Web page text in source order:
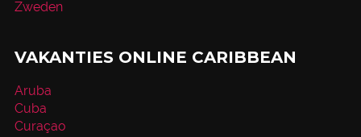
Zweden
VAKANTIES ONLINE CARIBBEAN
Aruba
Cuba
Curaçao